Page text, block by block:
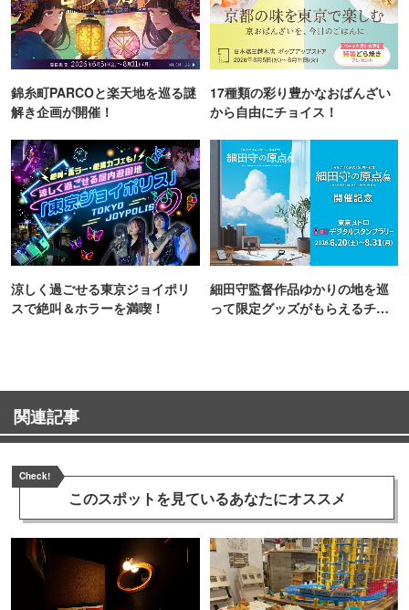
錦糸町PARCOと楽天地を巡る謎
解き企画が開催！
17種類の彩り豊かなおばんざい
から自由にチョイス！
涼しく過ごせる東京ジョイポリ
スで絶叫＆ホラーを満喫！
細田守監督作品ゆかりの地を巡
って限定グッズがもらえるチャ
関連記事
Check!
このスポットを見ているあなたにオススメ